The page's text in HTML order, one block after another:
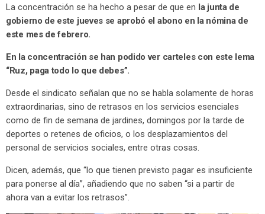
La concentración se ha hecho a pesar de que en la junta de
gobierno de este jueves se aprobó el abono en la nómina de
este mes de febrero.
En la concentración se han podido ver carteles con este lema
“Ruz, paga todo lo que debes”.
Desde el sindicato señalan que no se habla solamente de horas
extraordinarias, sino de retrasos en los servicios esenciales
como de fin de semana de jardines, domingos por la tarde de
deportes o retenes de oficios, o los desplazamientos del
personal de servicios sociales, entre otras cosas.
Dicen, además, que “lo que tienen previsto pagar es insuficiente
para ponerse al día”, añadiendo que no saben “si a partir de
ahora van a evitar los retrasos”.